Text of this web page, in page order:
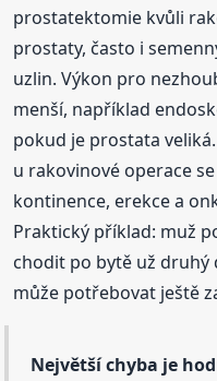
prostatektomie kvůli
prostaty, často i
uzlin. Výkon pro
menší, například
pokud je prostata
u rakovinové operace
kontinence, erekce a
Praktický příklad: muž
chodit po bytě už druhý
může potřebovat ještě
Největší chyba je